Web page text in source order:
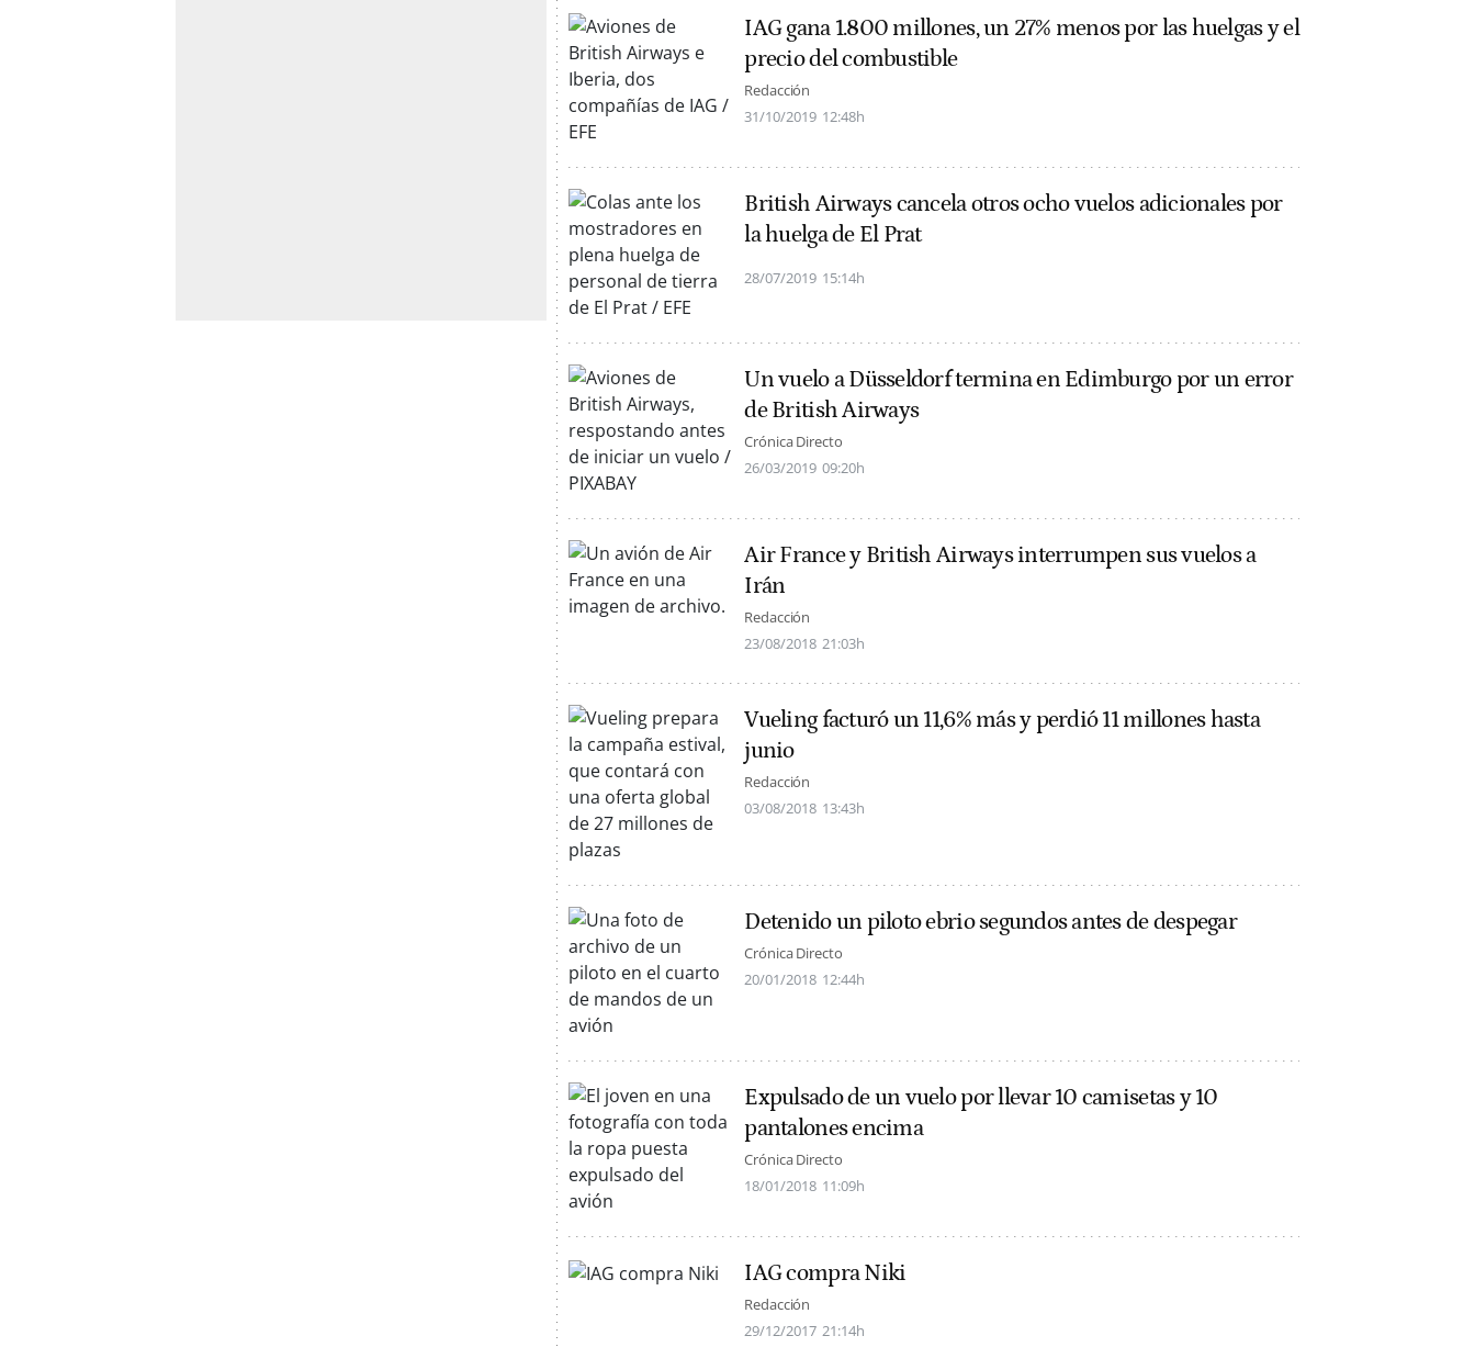
IAG gana 1.800 millones, un 27% menos por las huelgas y el
precio del combustible
Redacción
31/10/2019 12:48h
British Airways cancela otros ocho vuelos adicionales por
la huelga de El Prat
28/07/2019 15:14h
Un vuelo a Düsseldorf termina en Edimburgo por un error
de British Airways
Crónica Directo
26/03/2019 09:20h
Air France y British Airways interrumpen sus vuelos a
Irán
Redacción
23/08/2018 21:03h
Vueling facturó un 11,6% más y perdió 11 millones hasta
junio
Redacción
03/08/2018 13:43h
Detenido un piloto ebrio segundos antes de despegar
Crónica Directo
20/01/2018 12:44h
Expulsado de un vuelo por llevar 10 camisetas y 10
pantalones encima
Crónica Directo
18/01/2018 11:09h
IAG compra Niki
Redacción
29/12/2017 21:14h